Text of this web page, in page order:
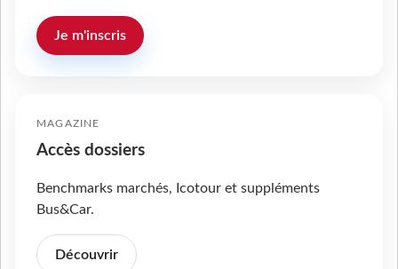
Je m'inscris
MAGAZINE
Accès dossiers
Benchmarks marchés, Icotour et suppléments
Bus&Car.
Découvrir